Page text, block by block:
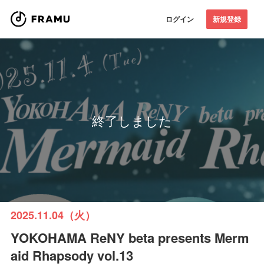
ログイン 新規登録
終了しました
2025.11.04（火）
YOKOHAMA ReNY beta presents Merm
aid Rhapsody vol.13